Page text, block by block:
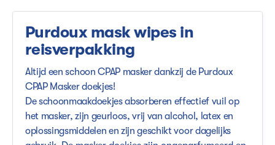
Purdoux mask wipes in
reisverpakking
Altijd een schoon CPAP masker dankzij de Purdoux
CPAP Masker doekjes!
De schoonmaakdoekjes absorberen effectief vuil op
het masker, zijn geurloos, vrij van alcohol, latex en
oplossingsmiddelen en zijn geschikt voor dagelijks